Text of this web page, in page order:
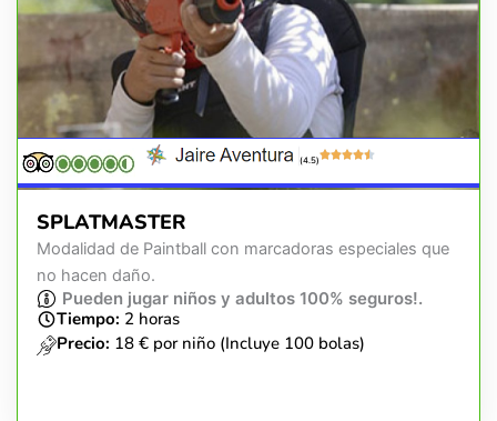
(4.5)
SPLATMASTER
Modalidad de Paintball con marcadoras especiales que
no hacen daño.
Pueden jugar niños y adultos 100% seguros!.
Tiempo: 2 horas
Precio: 18 € por niño (Incluye 100 bolas)